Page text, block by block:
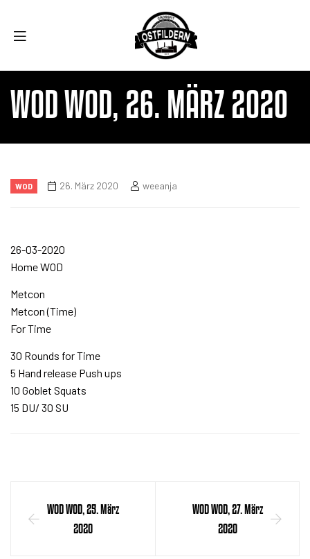
WOD WOD, 26. MÄRZ 2020
WOD 26. März 2020 weeanja
26-03-2020
Home WOD
Metcon
Metcon (Time)
For Time
30 Rounds for Time
5 Hand release Push ups
10 Goblet Squats
15 DU/ 30 SU
WOD WOD, 25. März
2020
WOD WOD, 27. März
2020